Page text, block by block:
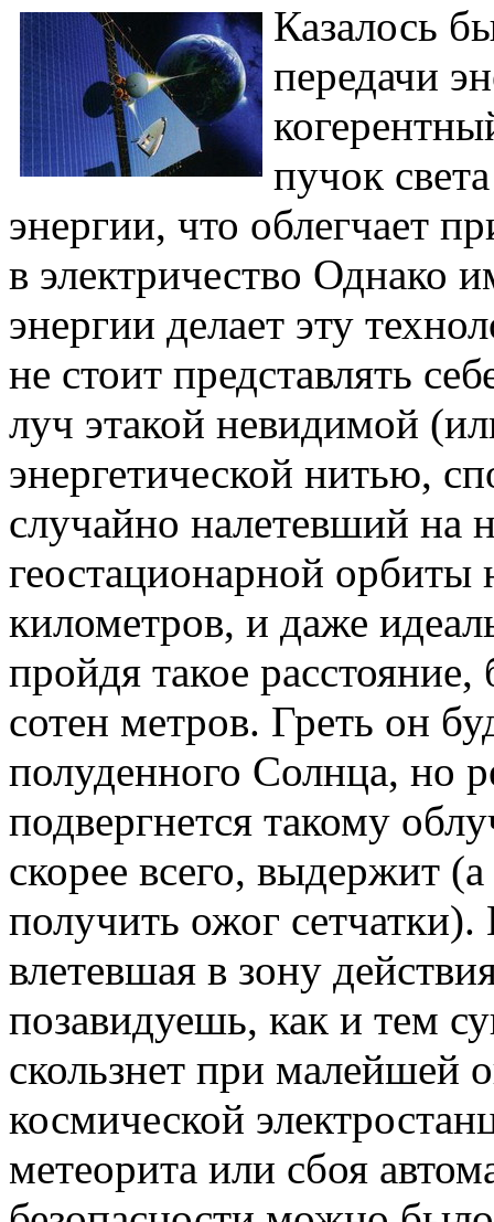
Казалось
передачи
пучок
энергии, что облегчает
в электричество Однако
энергии делает эту
не стоит представлять
луч этакой невидимой
энергетической нитью,
случайно налетевший на
геостационарной
километров, и даже
пройдя такое
сотен метров. Греть он
полуденного Солнца, но
подвергнется такому
скорее всего, выдержит
получить ожог
влетевшая в зону
позавидуешь, как и тем
скользнет при малейшей
космической
метеорита или сбоя